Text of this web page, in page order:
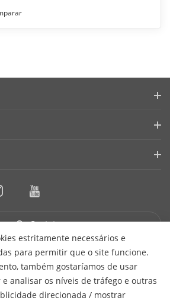
estritamente necessários e
para permitir que o site funcione.
também gostaríamos de usar
analisar os níveis de tráfego e outras
direcionada / mostrar
e Manutenção
Contato
Receber Newsletter
de Equipamentos de Segurança